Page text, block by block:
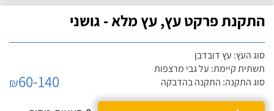
התקנת פרקט עץ, עץ מלא - גושני
סוג העץ: עץ דובדבן
תשתית קיימת: על גבי מרצפות
סוג התקנה: התקנה בהדבקה
₪60-140